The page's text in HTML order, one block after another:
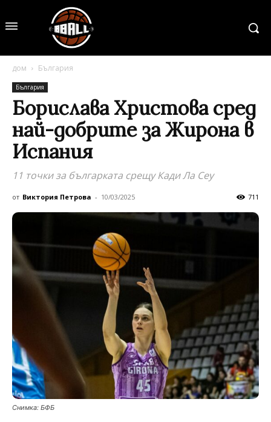
дом България
България
Борислава Христова сред
най-добрите за Жирона в
Испания
11 точки за българката срещу Кади Ла Сеу
от Виктория Петрова - 10/03/2025 711
Снимка: БФБ